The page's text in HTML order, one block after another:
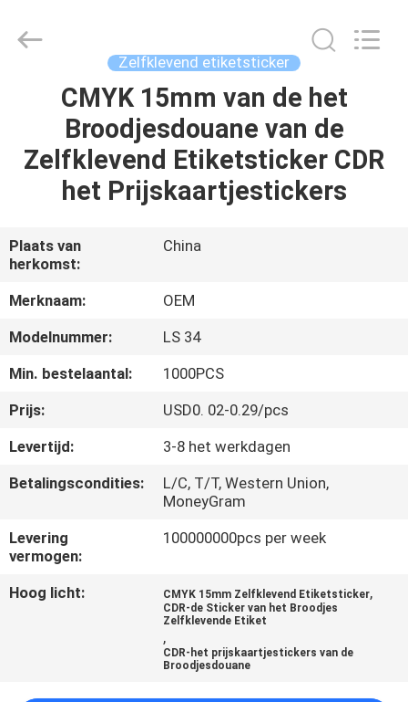
PRODUCTEN
ONS
FABRIEKSREIS
KWALITEITSCONTROLE
CONTACTEER
ONS
OM
EEN
CITAAT
CO.,LTD.
Zelfklevend etiketsticker
CMYK 15mm van de het
Broodjesdouane van de
Zelfklevend Etiketsticker CDR
het Prijskaartjestickers
Plaats van
herkomst:
China
Merknaam:
OEM
Modelnummer:
LS 34
Min. bestelaantal:
1000PCS
Prijs:
USD0. 02-0.29/pcs
Levertijd:
3-8 het werkdagen
Betalingscondities:
L/C, T/T, Western Union,
MoneyGram
Levering
vermogen:
100000000pcs per week
Hoog licht: CMYK 15mm Zelfklevend Etiketsticker,
CDR-de Sticker van het Broodjes
Zelfklevende Etiket
,
CDR-het prijskaartjestickers van de
Broodjesdouane